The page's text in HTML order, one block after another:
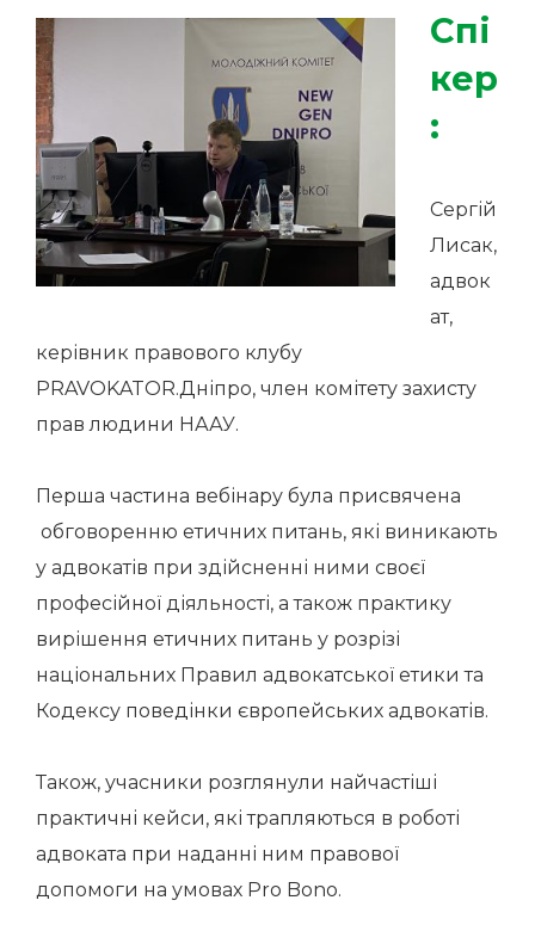
Спі
кер
:
Сергій
Лисак,
адвок
ат,
керівник правового клубу
PRAVOKATOR.Дніпро, член комітету захисту
прав людини НААУ.
Перша частина вебінару була присвячена
обговоренню етичних питань, які виникають
у адвокатів при здійсненні ними своєї
професійної діяльності, а також практику
вирішення етичних питань у розрізі
національних Правил адвокатської етики та
Кодексу поведінки європейських адвокатів.
Також, учасники розглянули найчастіші
практичні кейси, які трапляються в роботі
адвоката при наданні ним правової
допомоги на умовах Pro Bono.